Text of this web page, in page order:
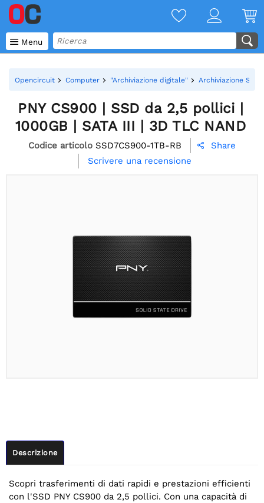
 Menu
Opencircuit Computer "Archiviazione digitale" Archiviazione SSD
PNY CS900 | SSD da 2,5 pollici |
1000GB | SATA III | 3D TLC NAND
Codice articolo SSD7CS900-1TB-RB 
Share
Scrivere una recensione
Descrizione
Scopri trasferimenti di dati rapidi e prestazioni efficienti
con l'SSD PNY CS900 da 2,5 pollici. Con una capacità di